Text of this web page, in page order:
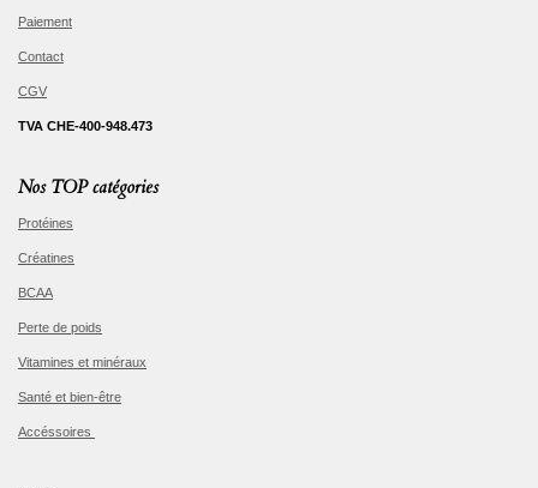
Paiement
Contact
CGV
TVA CHE-400-948.473
Nos TOP catégories
Protéines
Créatines
BCAA
Perte de poids
Vitamines et minéraux
Santé et bien-être
Accéssoires